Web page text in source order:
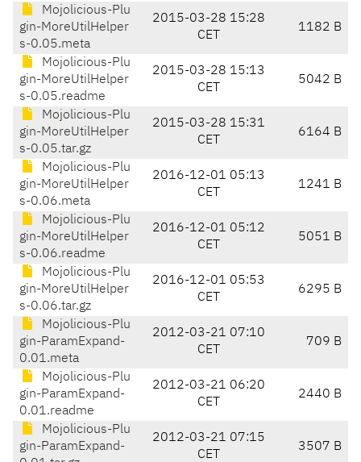
Mojolicious-Plu
gin-MoreUtilHelper
s-0.05.meta
2015-03-28 15:28
CET
1182 B
Mojolicious-Plu
gin-MoreUtilHelper
s-0.05.readme
2015-03-28 15:13
CET
5042 B
Mojolicious-Plu
gin-MoreUtilHelper
s-0.05.tar.gz
2015-03-28 15:31
CET
6164 B
Mojolicious-Plu
gin-MoreUtilHelper
s-0.06.meta
2016-12-01 05:13
CET
1241 B
Mojolicious-Plu
gin-MoreUtilHelper
s-0.06.readme
2016-12-01 05:12
CET
5051 B
Mojolicious-Plu
gin-MoreUtilHelper
s-0.06.tar.gz
2016-12-01 05:53
CET
6295 B
Mojolicious-Plu
gin-ParamExpand-
0.01.meta
2012-03-21 07:10
CET
709 B
Mojolicious-Plu
gin-ParamExpand-
0.01.readme
2012-03-21 06:20
CET
2440 B
Mojolicious-Plu
gin-ParamExpand-
2012-03-21 07:15
CET
3507 B